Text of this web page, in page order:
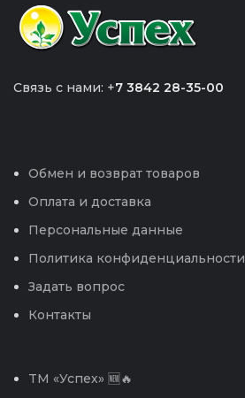
Связь с нами: +7 3842 28-35-00
Обмен и возврат товаров
Оплата и доставка
Персональные данные
Политика конфиденциальности
Задать вопрос
Контакты
TM «Успех» 🆕🔥